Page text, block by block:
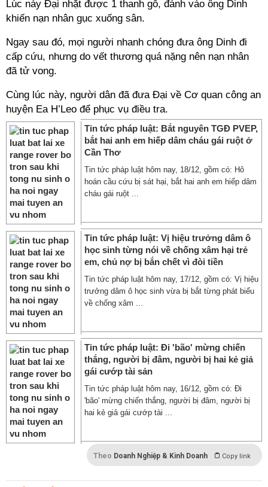
Lúc này Đại nhặt được 1 thanh gỗ, đánh vào ông Dinh
khiến nạn nhân gục xuống sân.
Ngay sau đó, mọi người nhanh chóng đưa ông Dinh đi
cấp cứu, nhưng do vết thương quá nặng nên nạn nhân
đã tử vong.
Cùng lúc này, người dân đã đưa Đại về Cơ quan công an
huyện Ea H’Leo để phục vụ điều tra.
Tin tức pháp luật: Bắt nguyên TGĐ PVEP,
bắt hai anh em hiếp dâm cháu gái ruột ở
Cần Thơ
Tin tức pháp luật hôm nay, 18/12, gồm có: Hô
hoán cầu cứu bị sát hại, bắt hai anh em hiếp dâm
cháu gái ruột ...
Tin tức pháp luật: Vị hiệu trưởng dâm ô
học sinh từng nói về chống xâm hại trẻ
em, chủ nợ bị bắn chết vì đòi tiền
Tin tức pháp luật hôm nay, 17/12, gồm có: Vị hiệu
trưởng dâm ô học sinh vừa bị bắt từng phát biểu
về chống xâm ...
Tin tức pháp luật: Đi 'bão' mừng chiến
thắng, người bị đâm, người bị hai kẻ giả
gái cướp tài sản
Tin tức pháp luật hôm nay, 16/12, gồm có: Đi
'bão' mừng chiến thắng, người bị đâm, người bị
hai kẻ giả gái cướp tài ...
Theo Doanh Nghiệp & Kinh Doanh Copy link